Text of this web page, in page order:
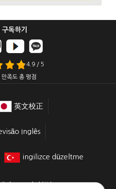
구독하기
4.9 / 5
만족도 총 평점
英文校正
Inglês
ingilizce düzeltme